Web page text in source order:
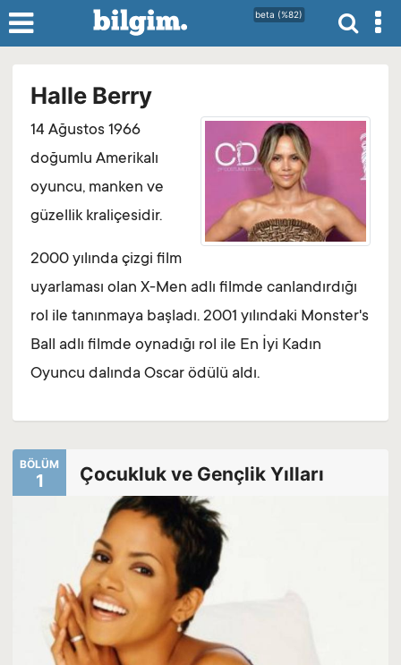
beta (%82)
Halle Berry
14 Ağustos 1966
doğumlu Amerikalı
oyuncu, manken ve
güzellik kraliçesidir.
2000 yılında çizgi film
uyarlaması olan X-Men adlı filmde canlandırdığı
rol ile tanınmaya başladı. 2001 yılındaki Monster's
Ball adlı filmde oynadığı rol ile En İyi Kadın
Oyuncu dalında Oscar ödülü aldı.
BÖLÜM
1 Çocukluk ve Gençlik Yılları